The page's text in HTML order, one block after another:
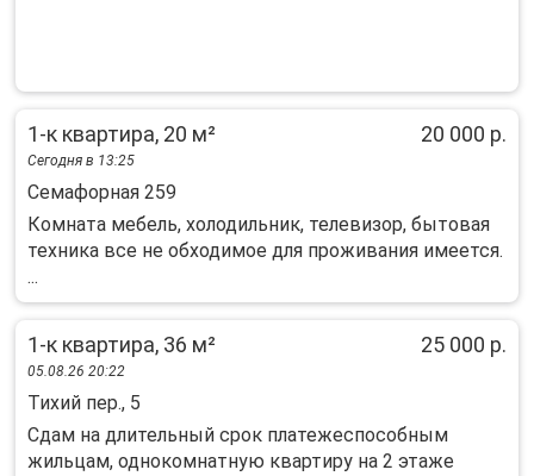
1-к квартира, 20 м² 20 000 р.
Сегодня в 13:25
Семафорная 259
Комната мебель, холодильник, телевизор, бытовая
техника все не обходимое для проживания имеется.
...
1-к квартира, 36 м² 25 000 р.
05.08.26 20:22
Тихий пер., 5
Сдам на длительный срок платежеспособным
жильцам, однокомнатную квартиру на 2 этаже